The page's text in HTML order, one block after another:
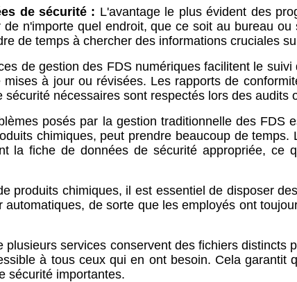
de sécurité : L'avantage le plus évident des
n'importe quel endroit, que ce soit au bureau
de temps à chercher des informations cruciales
de gestion des FDS numériques facilitent le
à jour ou révisées. Les rapports de
nécessaires sont respectés lors des audits
posés par la gestion traditionnelle des FDS
chimiques, peut prendre beaucoup de
la fiche de données de sécurité appropriée, ce
produits chimiques, il est essentiel de disposer
de sorte que les employés ont
plusieurs services conservent des fichiers distincts
à tous ceux qui en ont besoin. Cela garantit
sécurité importantes.